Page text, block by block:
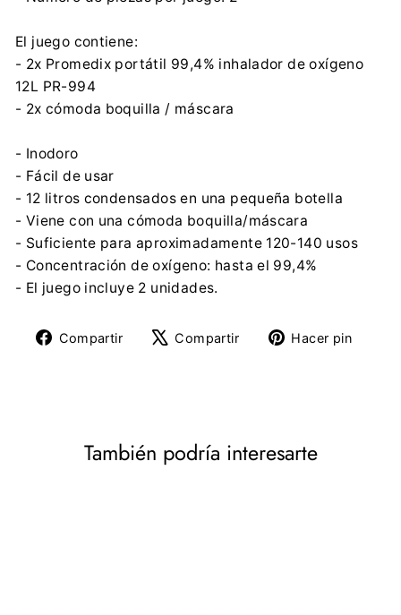
El juego contiene:
- 2x Promedix portátil 99,4% inhalador de oxígeno
12L PR-994
- 2x cómoda boquilla / máscara
- Inodoro
- Fácil de usar
- 12 litros condensados en una pequeña botella
- Viene con una cómoda boquilla/máscara
- Suficiente para aproximadamente 120-140 usos
- Concentración de oxígeno: hasta el 99,4%
- El juego incluye 2 unidades.
Compartir
CompartirCompartir
TuitearHacer pin
También podría interesarte